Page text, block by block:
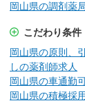
岡山県の調剤薬
こだわり条件
岡山県の原則、
しの薬剤師求人
岡山県の車通勤
岡山県の積極採